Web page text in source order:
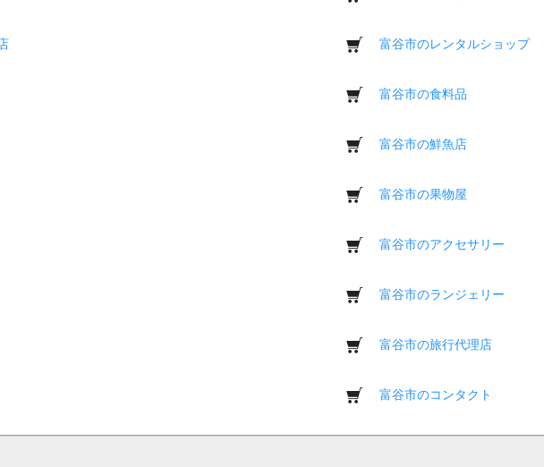
富谷市のレンタルショップ
富谷市の食料品
富谷市の鮮魚店
富谷市の果物屋
富谷市のアクセサリー
富谷市のランジェリー
富谷市の旅行代理店
富谷市のコンタクト